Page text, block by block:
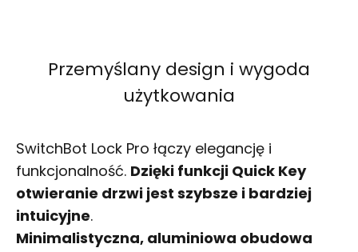
Przemyślany design i wygoda
użytkowania
SwitchBot Lock Pro łączy elegancję i
funkcjonalność. Dzięki funkcji Quick Key
otwieranie drzwi jest szybsze i bardziej
intuicyjne.
Minimalistyczna, aluminiowa obudowa